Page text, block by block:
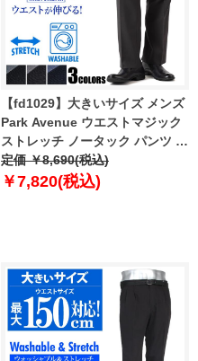
【fd1029】大きいサイズ メンズ
Park Avenue ウエストマジック
ストレッチ ノータック パンツ ス
ラックス ウォッシャブル 120-
15802 【t2502】
定価 ￥8,690(税込)
￥7,820(税込)